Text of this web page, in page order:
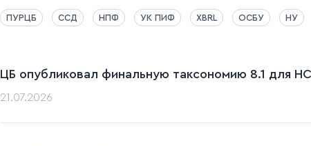
ПУРЦБ ССД НПФ УК ПИФ XBRL ОСБУ НУ
ЦБ опубликовал финальную таксономию 8.1 для
21.07.2026